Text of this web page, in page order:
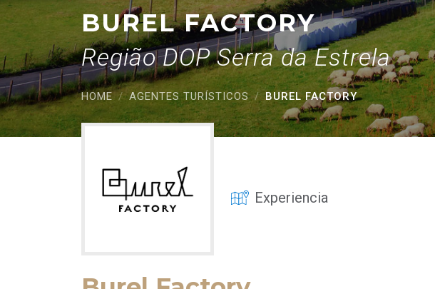
BUREL FACTORY
Região DOP Serra da Estrela
HOME AGENTES TURÍSTICOS BUREL FACTORY
Experiencia